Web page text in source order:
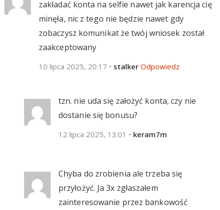
zakładać konta na selfie nawet jak karencja cię
minęła, nic z tego nie będzie nawet gdy
zobaczysz komunikat że twój wniosek został
zaakceptowany
10 lipca 2025, 20:17 • stalker Odpowiedz
tzn. nie uda się założyć konta, czy nie
dostanie się bonusu?
12 lipca 2025, 13:01 • keram7m
Chyba do zrobienia ale trzeba się
przyłożyć. Ja 3x zgłaszałem
zainteresowanie przez bankowość